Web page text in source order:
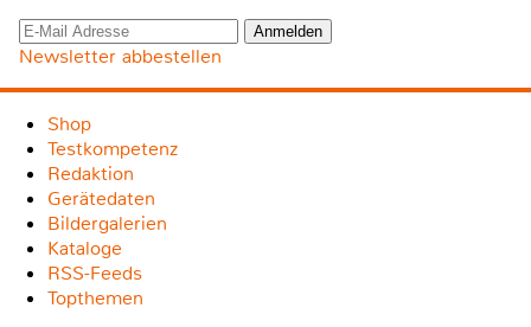
Newsletter abbestellen
Shop
Testkompetenz
Redaktion
Gerätedaten
Bildergalerien
Kataloge
RSS-Feeds
Topthemen